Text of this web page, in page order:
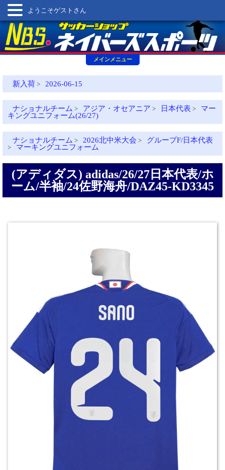
メインメニュー
ようこそゲストさん
新入荷 > 2026-06-15
ナショナルチーム > アジア・オセアニア > 日本代表 >
マー
キングユニフォーム(26/27)
ナショナルチーム > 2026北中米大会 > グループF/日本代表
> マーキングユニフォーム
(アディダス) adidas/26/27日本代表/ホ
ーム/半袖/24佐野海舟/DAZ45-KD3345